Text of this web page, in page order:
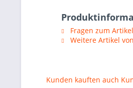
Fragen zum
Weitere Artikel
Kunden kauften auch